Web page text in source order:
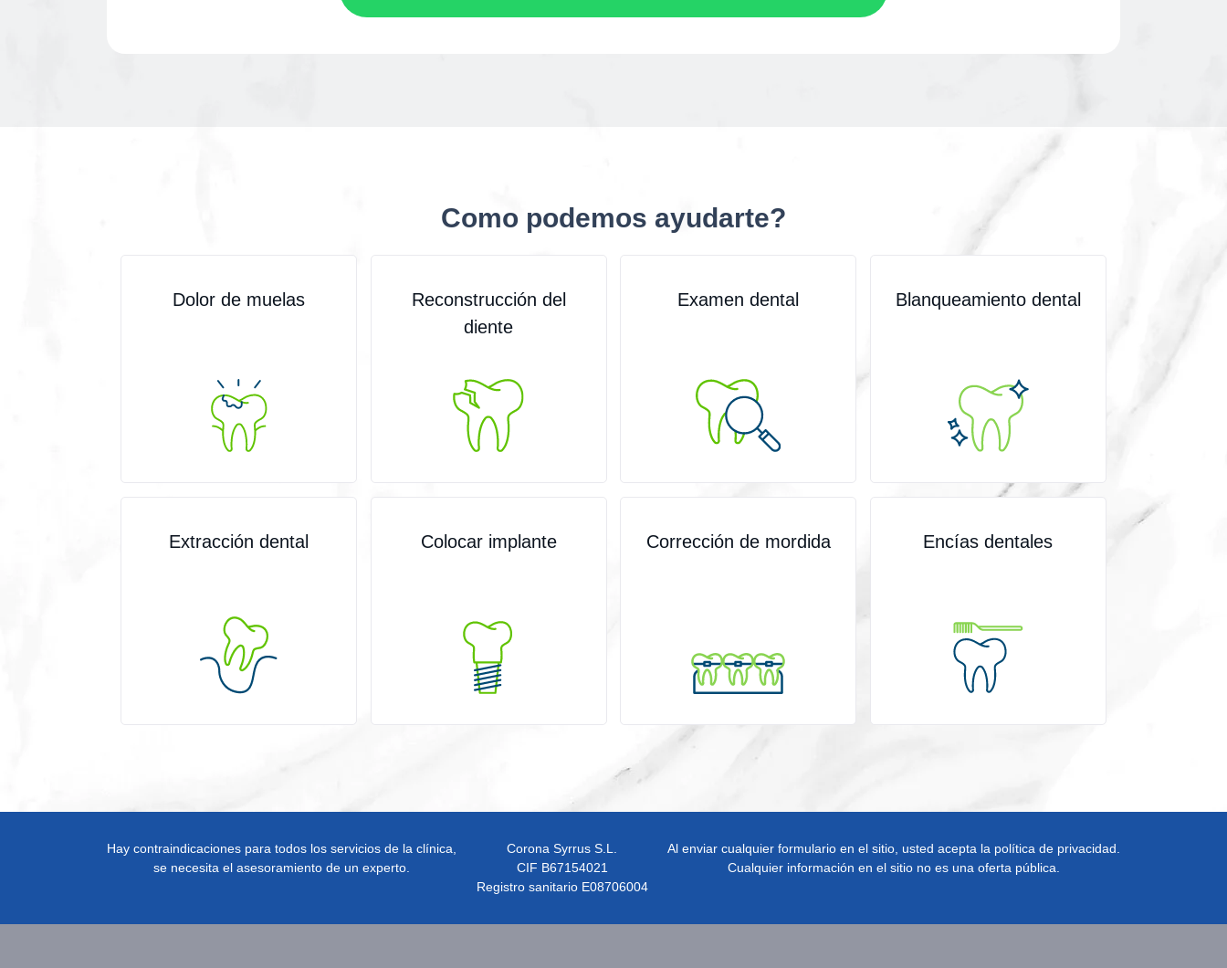
Como podemos ayudarte?
Dolor de muelas
Reconstrucción del
diente
Examen dental Blanqueamiento dental
Extracción dental Сolocar implante Corrección de mordida Encías dentales
Hay contraindicaciones para todos los servicios de la clínica,
se necesita el asesoramiento de un experto.
Corona Syrrus S.L.
CIF B67154021
Registro sanitario E08706004
Al enviar cualquier formulario en el sitio, usted acepta la política de privacidad.
Cualquier información en el sitio no es una oferta pública.